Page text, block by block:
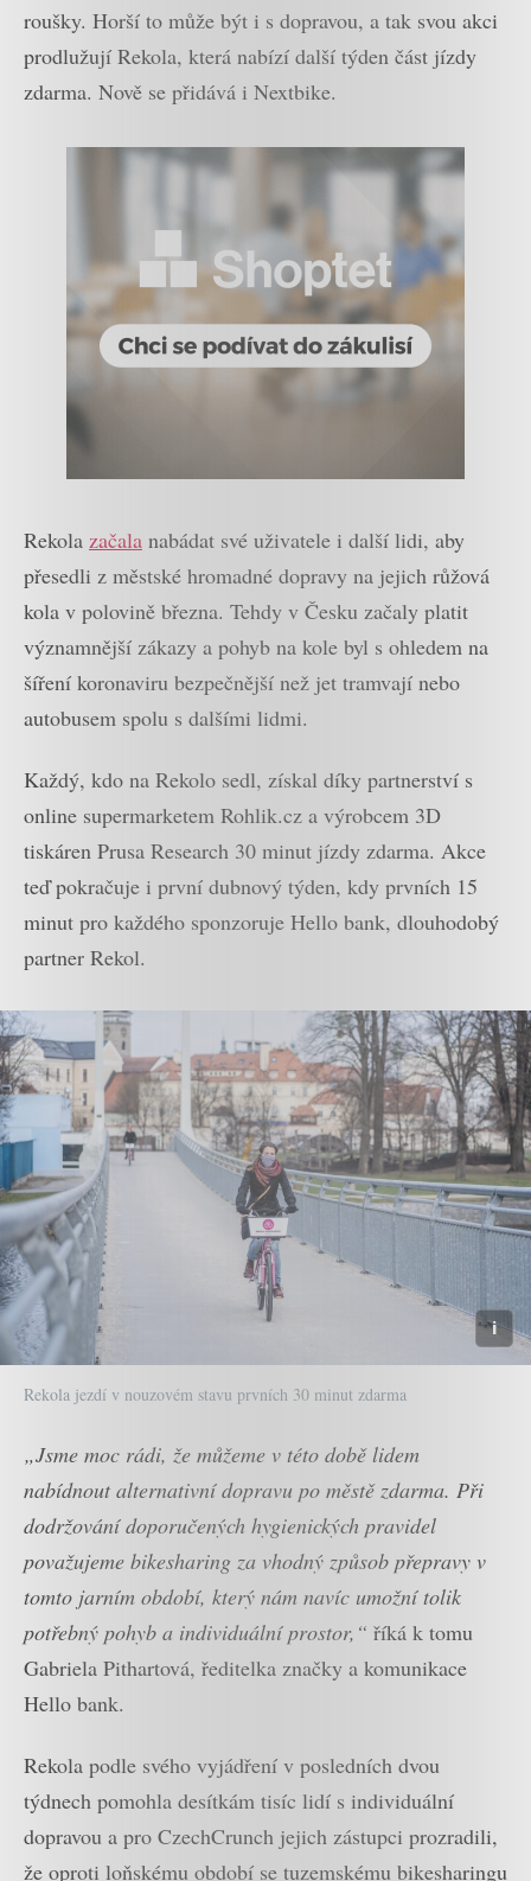
roušky. Horší to může být i s dopravou, a tak svou akci
prodlužují Rekola, která nabízí další týden část jízdy
zdarma. Nově se přidává i Nextbike.
Rekola začala nabádat své uživatele i další lidi, aby
přesedli z městské hromadné dopravy na jejich růžová
kola v polovině března. Tehdy v Česku začaly platit
významnější zákazy a pohyb na kole byl s ohledem na
šíření koronaviru bezpečnější než jet tramvají nebo
autobusem spolu s dalšími lidmi.
Každý, kdo na Rekolo sedl, získal díky partnerství s
online supermarketem Rohlik.cz a výrobcem 3D
tiskáren Prusa Research 30 minut jízdy zdarma. Akce
teď pokračuje i první dubnový týden, kdy prvních 15
minut pro každého sponzoruje Hello bank, dlouhodobý
partner Rekol.
Rekola jezdí v nouzovém stavu prvních 30 minut zdarma
„Jsme moc rádi, že můžeme v této době lidem
nabídnout alternativní dopravu po městě zdarma. Při
dodržování doporučených hygienických pravidel
považujeme bikesharing za vhodný způsob přepravy v
tomto jarním období, který nám navíc umožní tolik
potřebný pohyb a individuální prostor,“ říká k tomu
Gabriela Pithartová, ředitelka značky a komunikace
Hello bank.
Rekola podle svého vyjádření v posledních dvou
týdnech pomohla desítkám tisíc lidí s individuální
dopravou a pro CzechCrunch jejich zástupci prozradili,
že oproti loňskému období se tuzemskému bikesharingu